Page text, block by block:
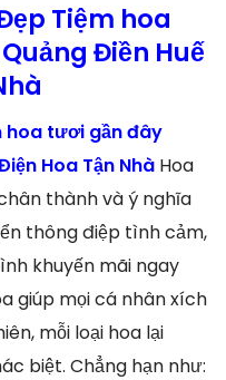
Tiệm hoa
Điền Huế
hoa tươi gần đây
Hoa Tận Nhà Hoa
thành và ý nghĩa
thông điệp tình cảm,
khuyến mãi ngay
giúp mọi cá nhân xích
mỗi loại hoa lại
biệt. Chẳng hạn như: